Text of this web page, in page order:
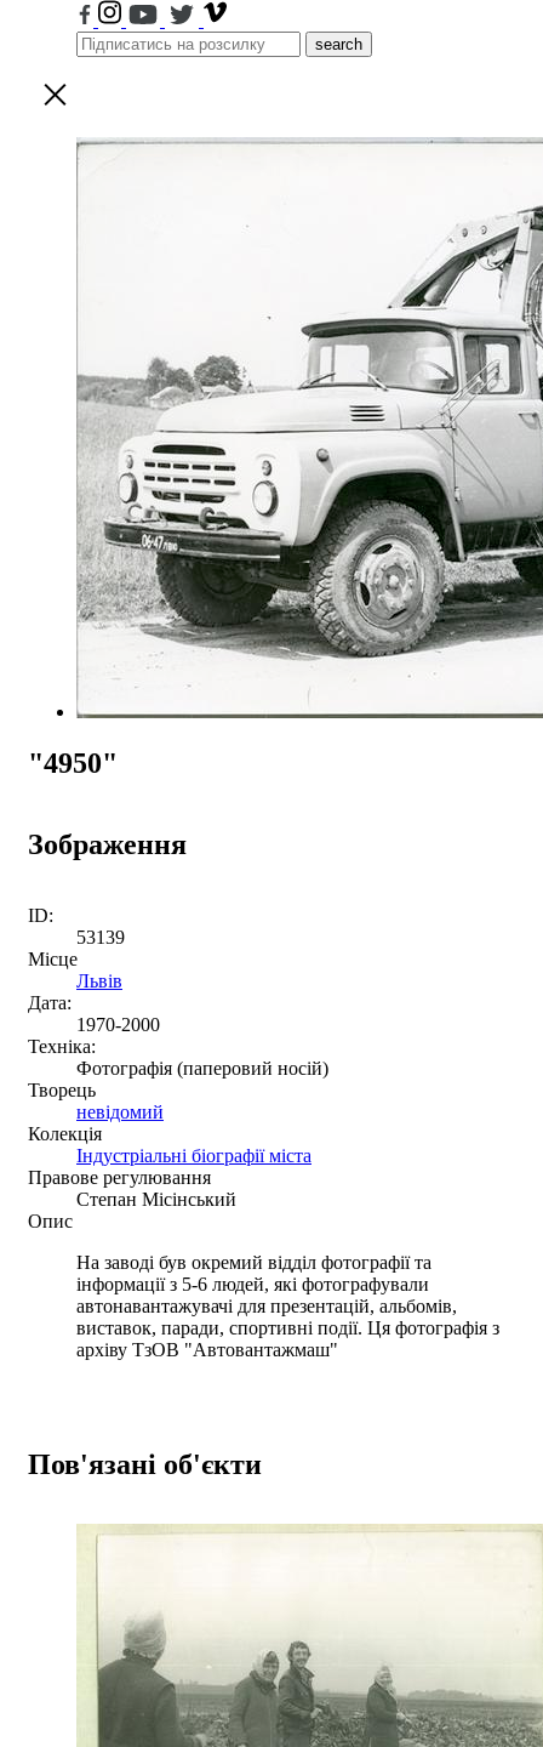
search
"4950"
Зображення
ID:
53139
Місце
Львів
Дата:
1970-2000
Техніка:
Фотографія (паперовий носій)
Творець
невідомий
Колекція
Індустріальні біографії міста
Правове регулювання
Степан Місінський
Опис
На заводі був окремий відділ фотографії та
інформації з 5-6 людей, які фотографували
автонавантажувачі для презентацій, альбомів,
виставок, паради, спортивні події. Ця фотографія з
архіву ТзОВ "Автовантажмаш"
Пов'язані об'єкти